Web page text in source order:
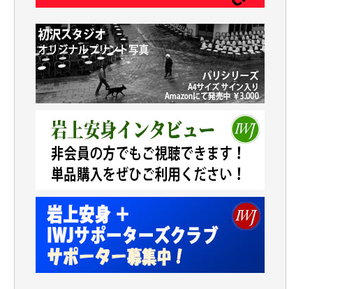
徳山匡 様
金 盛起 様
塩川 晃平 様
松本益美 様
井出 隆太 様
岩井祐子 様
藤田英之 様
藤岡比左志 様
井出 隆太 様
アオキカナメ 様
諸般の事情によりIWJ会費払えず今は非会員
です。市民側に立つ講演会にIWJのカメラマ
ンをよく拝見しております。コンテンツが失